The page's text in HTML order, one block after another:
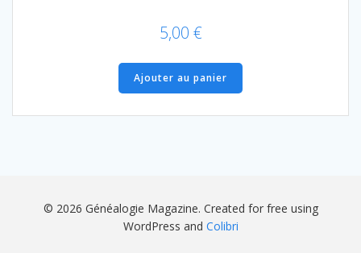
5,00 €
Ajouter au panier
© 2026 Généalogie Magazine. Created for free using
WordPress and Colibri